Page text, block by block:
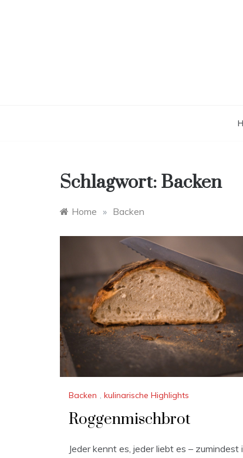
Schlagwort: Backen
Home » Backen
Backen , kulinarische Highlights
Roggenmischbrot
Jeder kennt es, jeder liebt es – zumindest